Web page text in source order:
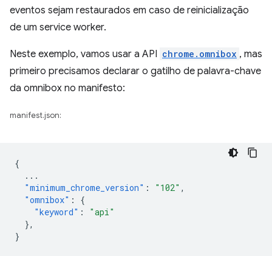
eventos sejam restaurados em caso de reinicialização
de um service worker.
Neste exemplo, vamos usar a API chrome.omnibox , mas
primeiro precisamos declarar o gatilho de palavra-chave
da omnibox no manifesto:
manifest.json:
{
...
"minimum_chrome_version" : "102" ,
"omnibox" :
{
"keyword" :
"api"
},
}